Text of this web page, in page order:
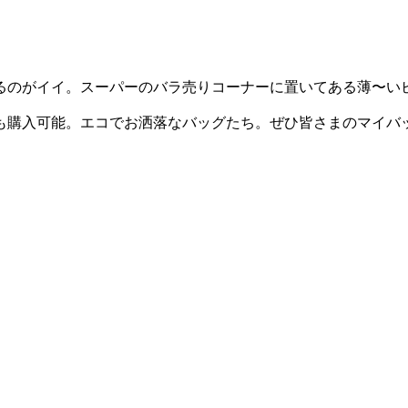
がイイ。スーパーのバラ売りコーナーに置いてある薄〜い
購入可能。エコでお洒落なバッグたち。ぜひ皆さまのマイ